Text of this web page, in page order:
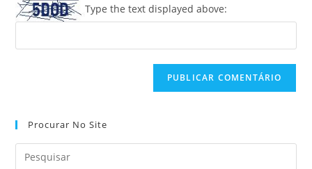
comentar
seu
site
Type the text displayed above:
Procurar No Site